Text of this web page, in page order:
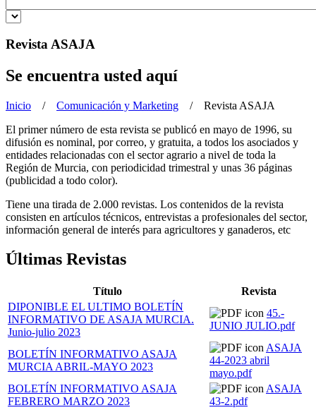
Revista ASAJA
Se encuentra usted aquí
Inicio / Comunicación y Marketing / Revista ASAJA
El primer número de esta revista se publicó en mayo de 1996, su
difusión es nominal, por correo, y gratuita, a todos los asociados y
entidades relacionadas con el sector agrario a nivel de toda la
Región de Murcia, con periodicidad trimestral y unas 36 páginas
(publicidad a todo color).
Tiene una tirada de 2.000 revistas. Los contenidos de la revista
consisten en artículos técnicos, entrevistas a profesionales del sector,
información general de interés para agricultores y ganaderos, etc
Últimas Revistas
Título
Revista
DIPONIBLE EL ULTIMO BOLETÍN
INFORMATIVO DE ASAJA MURCIA.
Junio-julio 2023
45.-
JUNIO JULIO.pdf
BOLETÍN INFORMATIVO ASAJA
MURCIA ABRIL-MAYO 2023
ASAJA
44-2023 abril
mayo.pdf
BOLETÍN INFORMATIVO ASAJA
FEBRERO MARZO 2023
ASAJA
43-2.pdf